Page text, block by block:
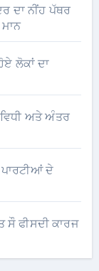
ਦਾ ਨੀਂਹ ਪੱਥਰ
ਲੋਕਾਂ ਦਾ
ਵਿਧੀ ਅਤੇ ਅੰਤਰ
ਦੇ
ਸੌ ਫੀਸਦੀ ਕਾਰਜ